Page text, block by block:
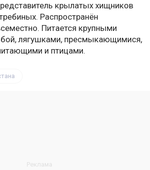
крылатых хищников
Распространён
Питается крупными
лягушками, пресмыкающимися,
и птицами.